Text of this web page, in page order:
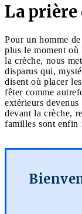
La prière
Pour un homme
plus le moment
la crèche, nous
disparus qui,
disent où placer
fêter comme
extérieurs
devant la crèche,
familles sont enfin